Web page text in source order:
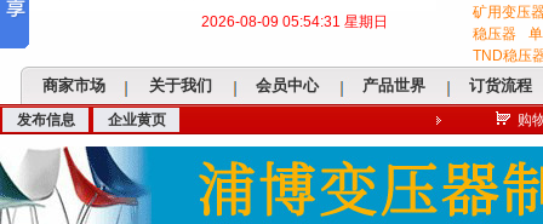
2026-08-09 05:54:32 星期日
矿用变压
稳压器
TND稳压
商家市场 关于我们 会员中心 产品世界 订货流程
发布信息 企业黄页 购